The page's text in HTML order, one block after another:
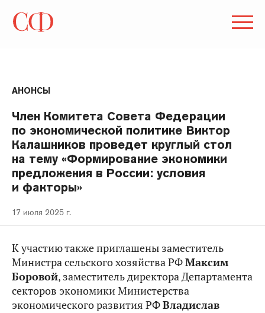
АНОНСЫ
Член Комитета Совета Федерации
по экономической политике Виктор
Калашников проведет круглый стол
на тему «Формирование экономики
предложения в России: условия
и факторы»
17 июля 2025 г.
К участию также приглашены заместитель
Министра сельского хозяйства РФМаксим
Боровой, заместитель директора Департамента
секторов экономики Министерства
экономического развития РФВладислав